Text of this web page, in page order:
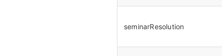
seminarResolution